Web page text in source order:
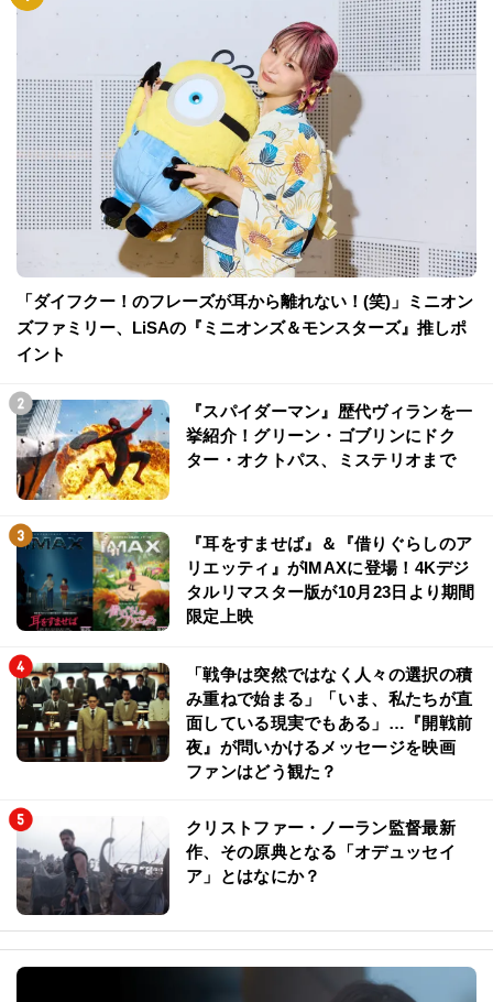
「ダイフクー！のフレーズが耳から離れない！(笑)」ミニオン
ズファミリー、LiSAの『ミニオンズ＆モンスターズ』推しポ
イント
『スパイダーマン』歴代ヴィランを一
挙紹介！グリーン・ゴブリンにドク
ター・オクトパス、ミステリオまで
『耳をすませば』＆『借りぐらしのア
リエッティ』がIMAXに登場！4Kデジ
タルリマスター版が10月23日より期間
限定上映
「戦争は突然ではなく人々の選択の積
み重ねで始まる」「いま、私たちが直
面している現実でもある」…『開戦前
夜』が問いかけるメッセージを映画
ファンはどう観た？
クリストファー・ノーラン監督最新
作、その原典となる「オデュッセイ
ア」とはなにか？